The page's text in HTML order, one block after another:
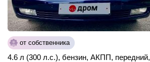
от собственника
4.6 л (300 л.с.), бензин, АКПП, передний,